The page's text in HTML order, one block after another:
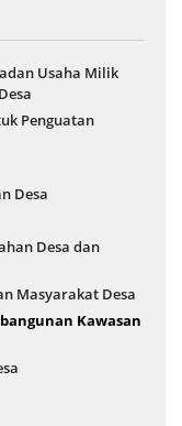
Usaha Milik
Penguatan
Desa
Desa dan
Masyarakat Desa
Kawasan